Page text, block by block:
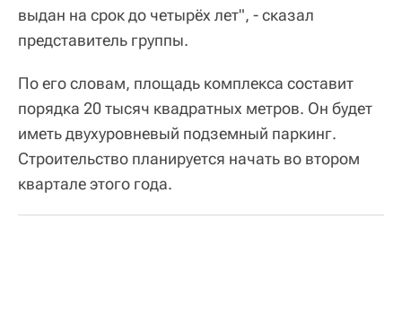
выдан на срок до четырёх лет", - сказал
представитель группы.
По его словам, площадь комплекса составит
порядка 20 тысяч квадратных метров. Он будет
иметь двухуровневый подземный паркинг.
Строительство планируется начать во втором
квартале этого года.